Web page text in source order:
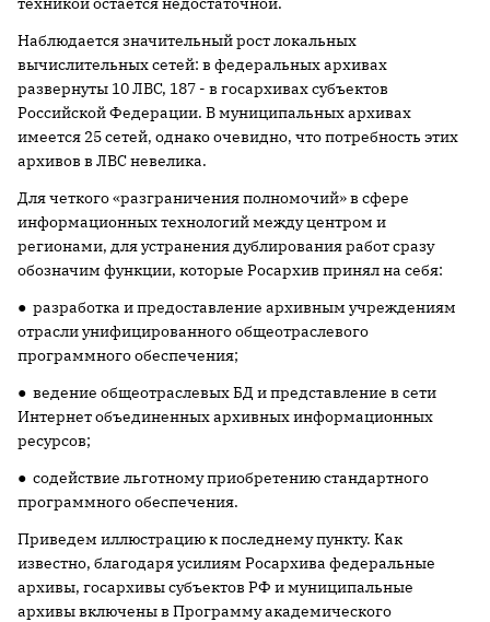
Наблюдается значительный рост локальных
вычислительных сетей: в федеральных архивах
развернуты 10 ЛВС, 187 - в госархивах субъектов
Российской Федерации. В муниципальных архивах
имеется 25 сетей, однако очевидно, что потребность этих
архивов в ЛВС невелика.
Для четкого «разграничения полномочий» в сфере
информационных технологий между центром и
регионами, для устранения дублирования работ сразу
обозначим функции, которые Росархив принял на себя:
● разработка и предоставление архивным учреждениям
отрасли унифицированного общеотраслевого
программного обеспечения;
● ведение общеотраслевых БД и представление в сети
Интернет объединенных архивных информационных
ресурсов;
● содействие льготному приобретению стандартного
программного обеспечения.
Приведем иллюстрацию к последнему пункту. Как
известно, благодаря усилиям Росархива федеральные
архивы, госархивы субъектов РФ и муниципальные
архивы включены в Программу академического